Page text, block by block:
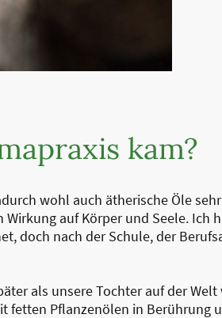
kam?
wohl auch ätherische Öle
auf Körper und Seele. Ich
doch nach der Schule, der
als unsere Tochter auf der
fetten Pflanzenölen in Berührung